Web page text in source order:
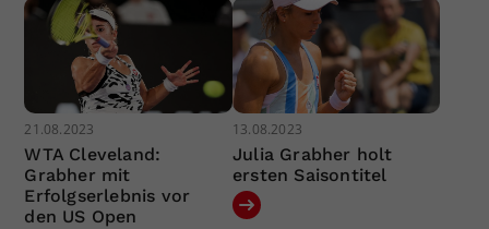
21.08.2023
WTA Cleveland:
Grabher mit
Erfolgserlebnis vor
den US Open
13.08.2023
Julia Grabher holt
ersten Saisontitel